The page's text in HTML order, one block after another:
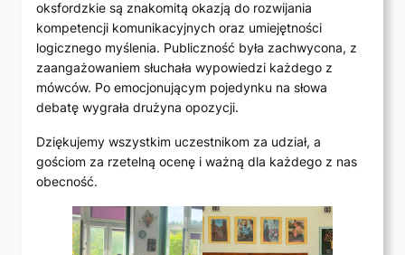
oksfordzkie są znakomitą okazją do rozwijania
kompetencji komunikacyjnych oraz umiejętności
logicznego myślenia. Publiczność była zachwycona, z
zaangażowaniem słuchała wypowiedzi każdego z
mówców. Po emocjonującym pojedynku na słowa
debatę wygrała drużyna opozycji.
Dziękujemy wszystkim uczestnikom za udział, a
gościom za rzetelną ocenę i ważną dla każdego z nas
obecność.